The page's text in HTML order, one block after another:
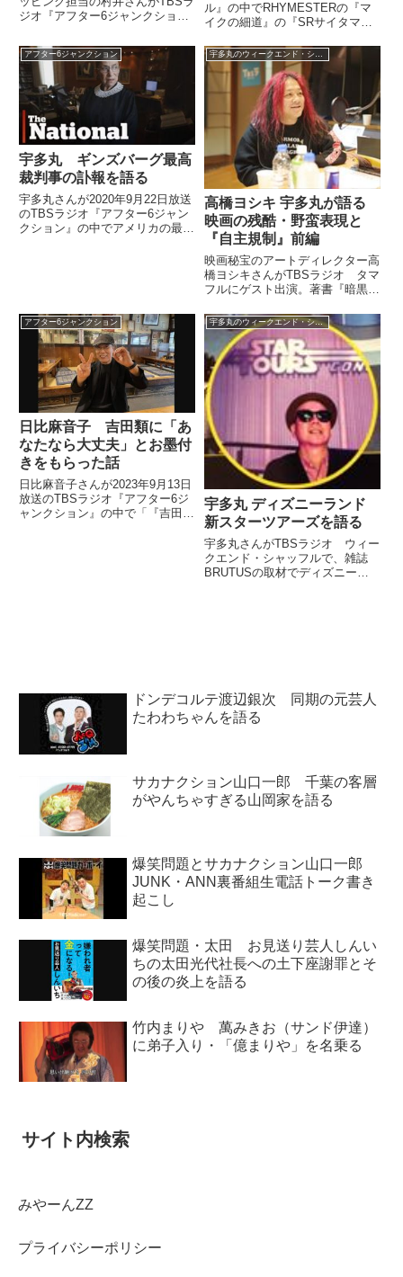
ジオ『アフター6ジャンクショ
画『レディ・プレイヤー1』につ
いて話していました。（宇多丸）
あと、村井さん『レディ・プレイ
ヤー1』はご覧になったんです
か...
ル』の中でRHYMESTERの『マ
イクの細道』の『SRサイタマノ
スを紹介していました。（宇多
丸）さあ、ここで1曲、曲をお聞
きいただきたいと思います。こち
ら、宇宙初オンエアー。...
アフター6ジャンクション
宇多丸 ギンズバーグ最高
裁判事の訃報を語る
宇多丸さんが2020年9月22日放送
のTBSラジオ『アフター6ジャン
クション』の中でアメリカの最高
宇多丸のウィークエンド・シャッフル
高橋ヨシキ 宇多丸が語る
映画の残酷・野蛮表現と
『自主規制』前編
映画秘宝のアートディレクター高
橋ヨシキさんがTBSラジオ タマ
フルにゲスト出演。著書『暗黒映
念 映画が残酷･野蛮で何が悪い
特集と題し、宇多丸さんと映画の
残酷・野蛮表現や自主規制などに
ついて語っていました。（宇多...
アフター6ジャンクション
日比麻音子 吉田類に「あ
なたなら大丈夫」とお墨付
きをもらった話
日比麻音子さんが2023年9月13日
放送のTBSラジオ『アフター6ジ
ャンクション』の中で「『吉田類
宇多丸のウィークエンド・シャッフル
宇多丸 ディズニーランド
新スターツアーズを語る
宇多丸さんがTBSラジオ ウィー
クエンド・シャッフルで、雑誌
BRUTUSの取材でディズニーラ
ドンデコルテ渡辺銀次 同期の元芸人
たわわちゃんを語る
サカナクション山口一郎 千葉の客層
がやんちゃすぎる山岡家を語る
爆笑問題とサカナクション山口一郎
JUNK・ANN裏番組生電話トーク書き
起こし
爆笑問題・太田 お見送り芸人しんい
ちの太田光代社長への土下座謝罪とそ
の後の炎上を語る
竹内まりや 萬みきお（サンド伊達）
に弟子入り・「億まりや」を名乗る
サイト内検索
みやーんZZ
プライバシーポリシー